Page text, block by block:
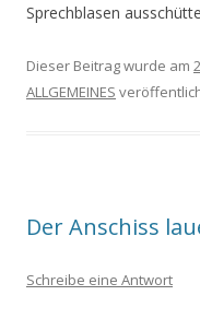
Sprechblasen
Dieser Beitrag wurde am
ALLGEMEINES
Der Anschiss
Schreibe eine Antwort